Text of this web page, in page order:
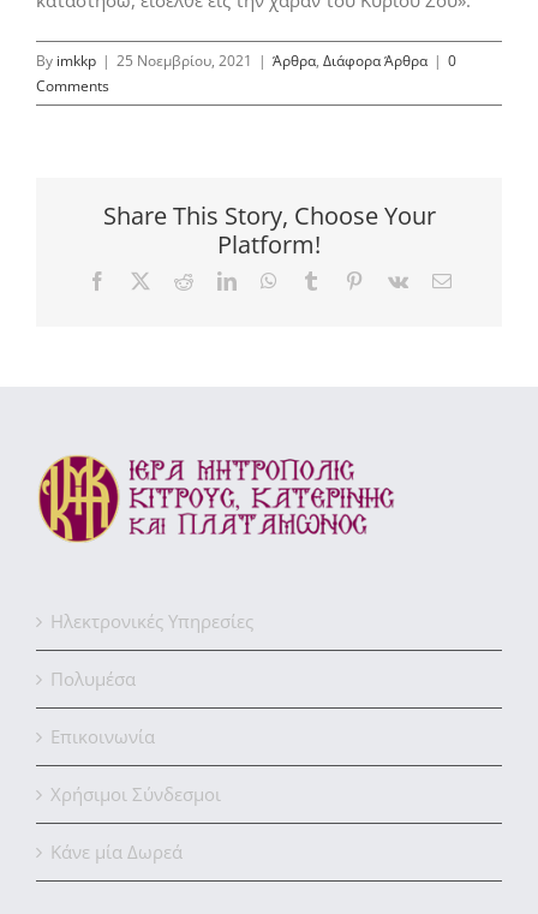
By imkkp | 25 Νοεμβρίου, 2021 | Άρθρα, Διάφορα Άρθρα | 0
Comments
Share This Story, Choose Your
Platform!
Facebook RedditLinkedInWhatsApp
Tumblr Pinterest
Vk Email
Ηλεκτρονικές Υπηρεσίες
Πολυμέσα
Επικοινωνία
Χρήσιμοι Σύνδεσμοι
Κάνε μία Δωρεά